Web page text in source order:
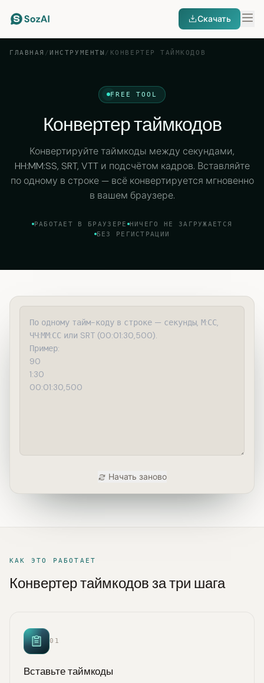
Скачать
ГЛАВНАЯ /ИНСТРУМЕНТЫ / КОНВЕРТЕР ТАЙМКОДОВ
FREE TOOL
Конвертер таймкодов
Конвертируйте таймкоды между секундами,
HH:MM:SS, SRT, VTT и подсчётом кадров. Вставляйте
по одному в строке — всё конвертируется мгновенно
в вашем браузере.
РАБОТАЕТ В БРАУЗЕРЕ НИЧЕГО НЕ ЗАГРУЖАЕТСЯ
БЕЗ РЕГИСТРАЦИИ
Начать заново
КАК ЭТО РАБОТАЕТ
Конвертер таймкодов за три шага
01
Вставьте таймкоды